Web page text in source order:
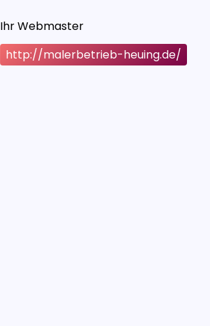
Ihr Webmaster
http://malerbetrieb-heuing.de/